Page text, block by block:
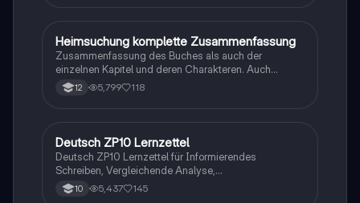
Deutsch
Heimsuchung komplette Zusammenfassung
Zusammenfassung des Buches als auch der
einzelnen Kapitel und deren Charakteren. Auch
tabellarisch. Im Unterricht ohne KI erstellt
12 5,799 118
Deutsch
Deutsch ZP10 Lernzettel
Deutsch ZP10 Lernzettel für Informierendes
Schreiben, Vergleichende Analyse,
Sachtexte/Roman/Gedicht..
10 5,437 145